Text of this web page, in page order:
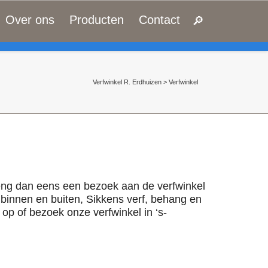
&
Over ons Producten Contact
Verfwinkel R. Erdhuizen > Verfwinkel
dan eens een bezoek aan de verfwinkel
en buiten, Sikkens verf, behang en
of bezoek onze verfwinkel in ‘s-